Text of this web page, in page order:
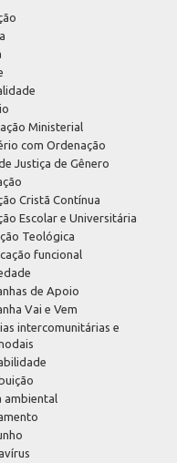
Ministerial
com Ordenação
Justiça de Gênero
Cristã Contínua
Escolar e Universitária
Teológica
funcional
de Apoio
Vai e Vem
intercomunitárias e
ambiental